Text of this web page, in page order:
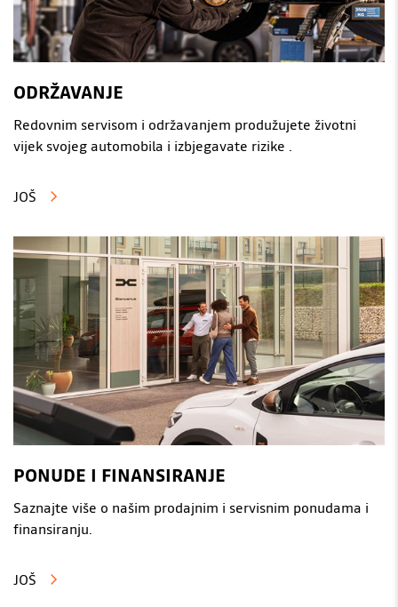
ODRŽAVANJE
Redovnim servisom i održavanjem produžujete životni
vijek svojeg automobila i izbjegavate rizike .
JOŠ
PONUDE I FINANSIRANJE
Saznajte više o našim prodajnim i servisnim ponudama i
finansiranju.
JOŠ